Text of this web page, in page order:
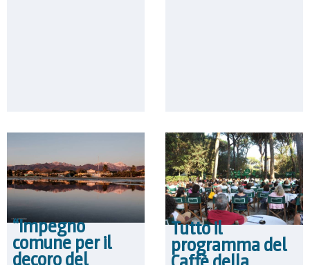
“Impegno
comune per il
decoro del
Tutto il
programma del